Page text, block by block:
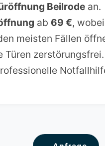
Beilrode an.
ab 69 €,
meisten Fällen
Türen zerstörungsfrei.